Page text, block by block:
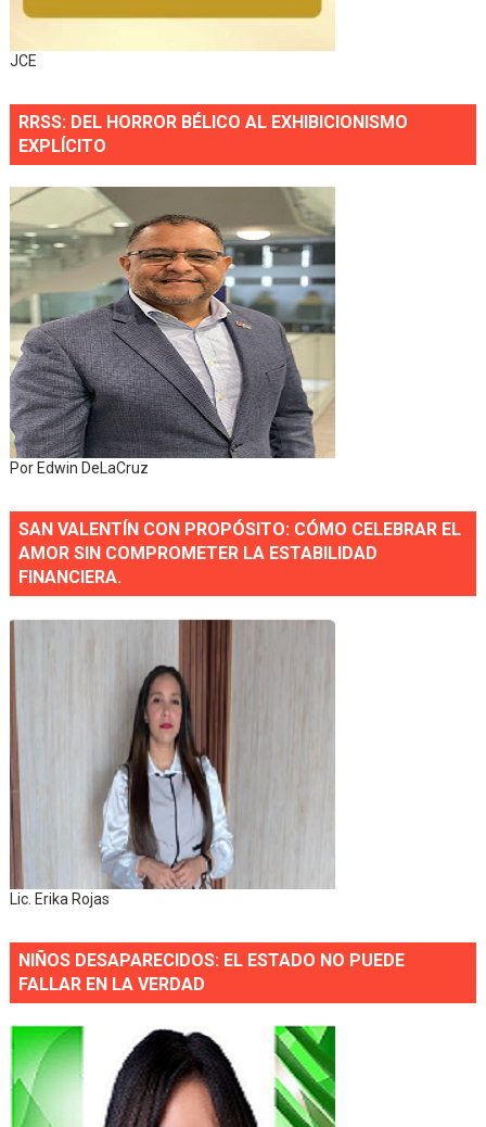
JCE
RRSS: DEL HORROR BÉLICO AL EXHIBICIONISMO
EXPLÍCITO
Por Edwin DeLaCruz
SAN VALENTÍN CON PROPÓSITO: CÓMO CELEBRAR EL
AMOR SIN COMPROMETER LA ESTABILIDAD
FINANCIERA.
Lic. Erika Rojas
NIÑOS DESAPARECIDOS: EL ESTADO NO PUEDE
FALLAR EN LA VERDAD